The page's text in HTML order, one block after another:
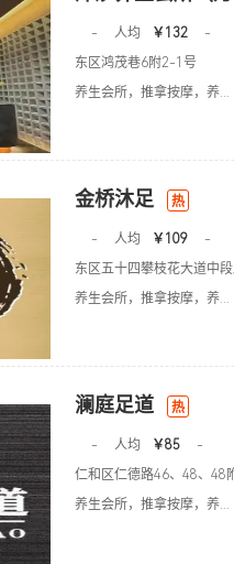
- 人均 ￥132
-
东区鸿茂巷6附2-1号
养生会所，推拿按摩，养...
金桥沐足 热
- 人均 ￥109
-
东区五十四攀枝花大道中
养生会所，推拿按摩，养...
澜庭足道 热
- 人均 ￥85
-
仁和区仁德路46、48、48
养生会所，推拿按摩，养...